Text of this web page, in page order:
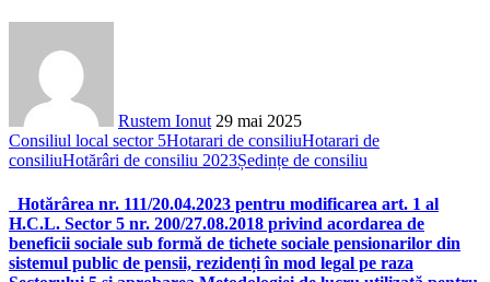
Rustem Ionut 29 mai 2025
Consiliul local sector 5Hotarari de consiliuHotarari de
consiliuHotărâri de consiliu 2023Ședințe de consiliu
Hotărârea nr. 111/20.04.2023 pentru modificarea art. 1 al
H.C.L. Sector 5 nr. 200/27.08.2018 privind acordarea de
beneficii sociale sub formă de tichete sociale pensionarilor din
sistemul public de pensii, rezidenți în mod legal pe raza